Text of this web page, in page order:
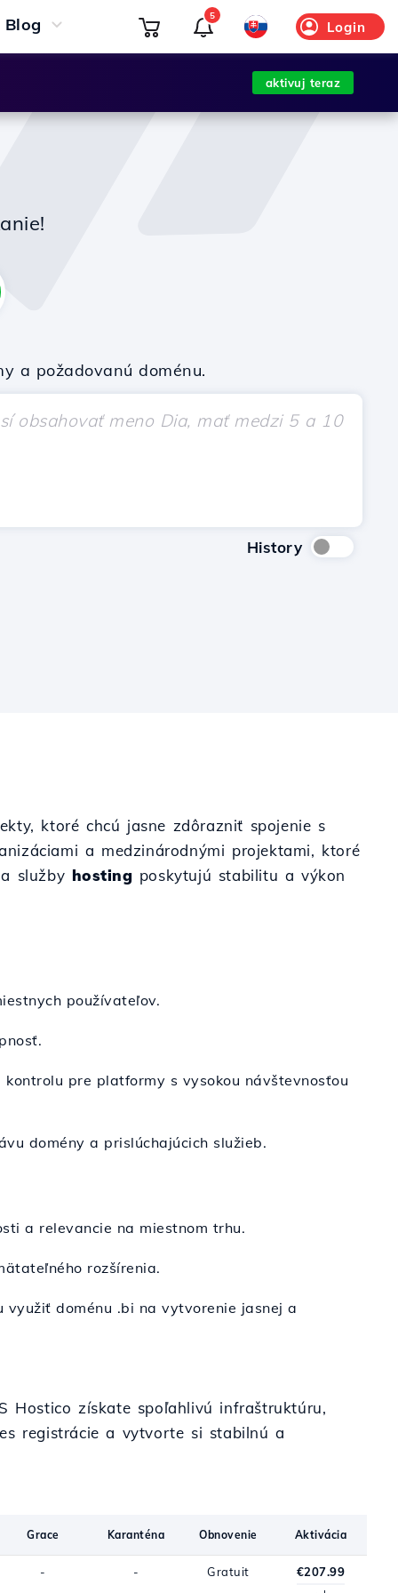
Blog Login
5
aktivuj teraz
a požadovanú doménu.
History
ktoré chcú jasne zdôrazniť spojenie s
a medzinárodnými projektami, ktoré
služby hosting poskytujú stabilitu a výkon
používateľov.
pre platformy s vysokou návštevnosťou
domény a prislúchajúcich služieb.
a relevancie na miestnom trhu.
rozšírenia.
využiť doménu .bi na vytvorenie jasnej a
Hostico získate spoľahlivú infraštruktúru,
registrácie a vytvorte si stabilnú a
Grace Karanténa Obnovenie Aktivácia
- - Gratuit €207.99